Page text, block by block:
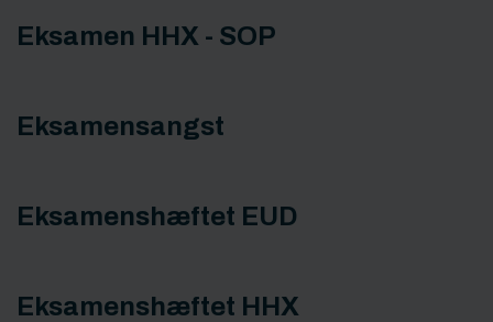
Eksamen HHX - SOP
Eksamensangst
Eksamenshæftet EUD
Eksamenshæftet HHX